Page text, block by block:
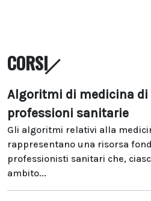
CORSI
Algoritmi di medicina di
professioni sanitarie
Gli algoritmi relativi alla
rappresentano una risorsa
professionisti sanitari che,
ambito...